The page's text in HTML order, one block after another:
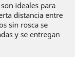
ideales para
distancia entre
sin rosca se
y se entregan